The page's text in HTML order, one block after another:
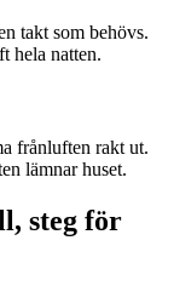
takt som behövs.
hela natten.
frånluften rakt ut.
lämnar huset.
steg för